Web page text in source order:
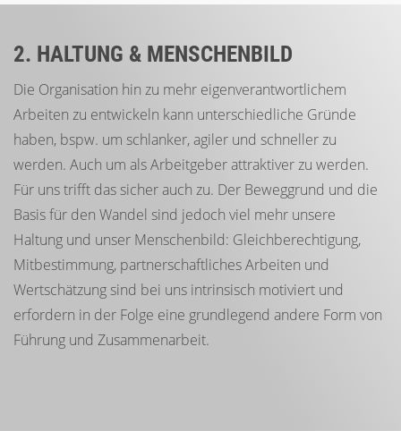
2. HALTUNG & MENSCHENBILD
Die Organisation hin zu mehr eigenverantwortlichem
Arbeiten zu entwickeln kann unterschiedliche Gründe
haben, bspw. um schlanker, agiler und schneller zu
werden. Auch um als Arbeitgeber attraktiver zu werden.
Für uns trifft das sicher auch zu. Der Beweggrund und die
Basis für den Wandel sind jedoch viel mehr unsere
Haltung und unser Menschenbild: Gleichberechtigung,
Mitbestimmung, partnerschaftliches Arbeiten und
Wertschätzung sind bei uns intrinsisch motiviert und
erfordern in der Folge eine grundlegend andere Form von
Führung und Zusammenarbeit.